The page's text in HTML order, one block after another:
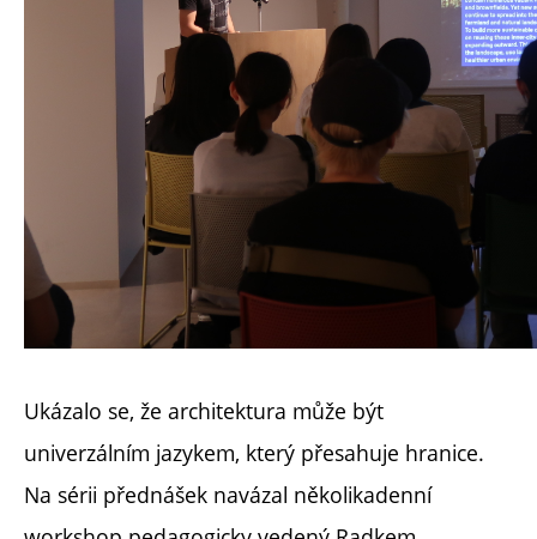
Ukázalo se, že architektura může být
univerzálním jazykem, který přesahuje hranice.
Na sérii přednášek navázal několikadenní